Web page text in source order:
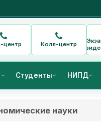
центр Колл-центр
Студенты НИПД
науки